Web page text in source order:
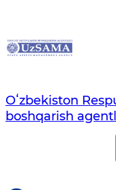
Oʻzbekiston
boshqarish